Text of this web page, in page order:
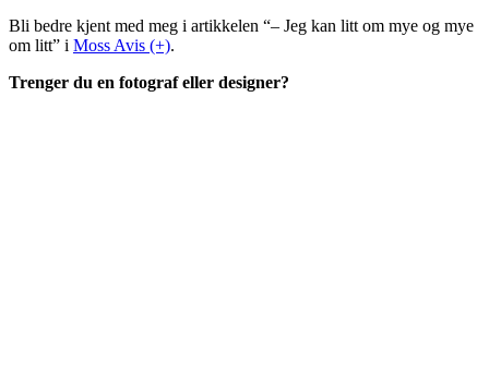
Bli bedre kjent med meg i artikkelen “– Jeg kan litt om mye og mye
om litt” i Moss Avis (+).
Trenger du en fotograf eller designer?